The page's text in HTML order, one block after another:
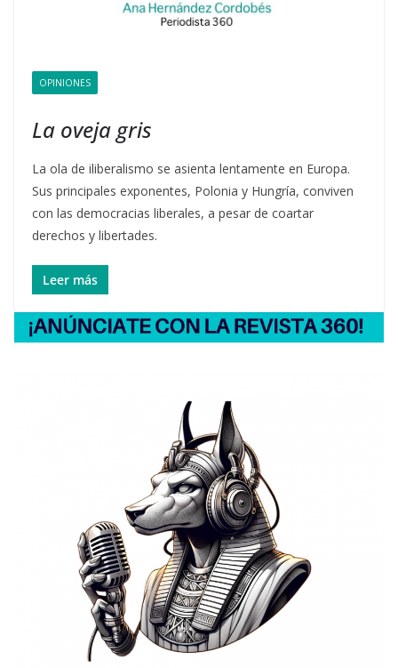
OPINIONES
La oveja gris
La ola de iliberalismo se asienta lentamente en Europa.
Sus principales exponentes, Polonia y Hungría, conviven
con las democracias liberales, a pesar de coartar
derechos y libertades.
Leer más